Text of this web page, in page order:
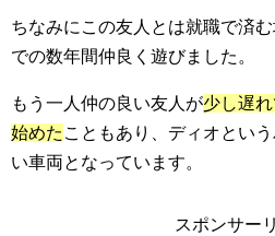
ちなみにこの友人とは就職で済
での数年間仲良く遊びました。
もう一人仲の良い友人が少し遅
始めた こともあり、ディオとい
い車両となっています。
スポンサー